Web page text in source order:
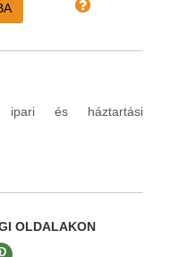
ipari és háztartási
OLDALAKON